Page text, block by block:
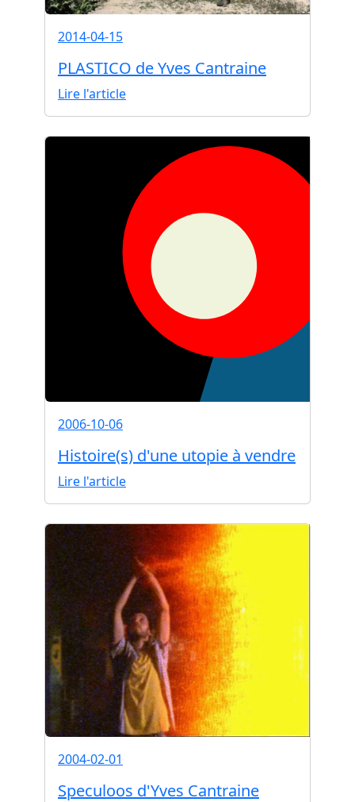
2014-04-15
PLASTICO de Yves Cantraine
Lire l'article
2006-10-06
Histoire(s) d'une utopie à vendre
Lire l'article
2004-02-01
Speculoos d'Yves Cantraine